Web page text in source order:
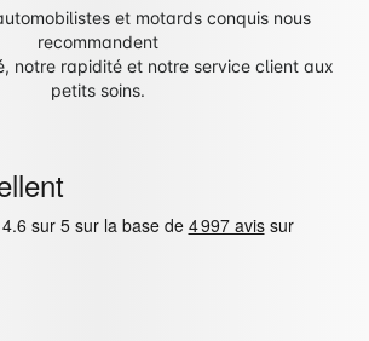
et motards conquis nous
recommandent
notre rapidité et notre service client aux
petits soins.